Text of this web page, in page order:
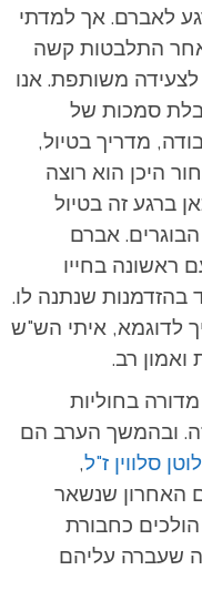
לאברם. אך למדתי
התלבטות קשה
משותפת. אנו
סמכות של
מדריך בטיול,
היכן הוא רוצה
ברגע זה בטיול
אברם
ראשונה בחייו
שנתנה לו.
לדוגמא, איתי הש"ש
ואמון רב.
בחוליות
ובהמשך הערב הם
סלווין ז"ל,
האחרון שנשאר
כחבורת
שעברה עליהם